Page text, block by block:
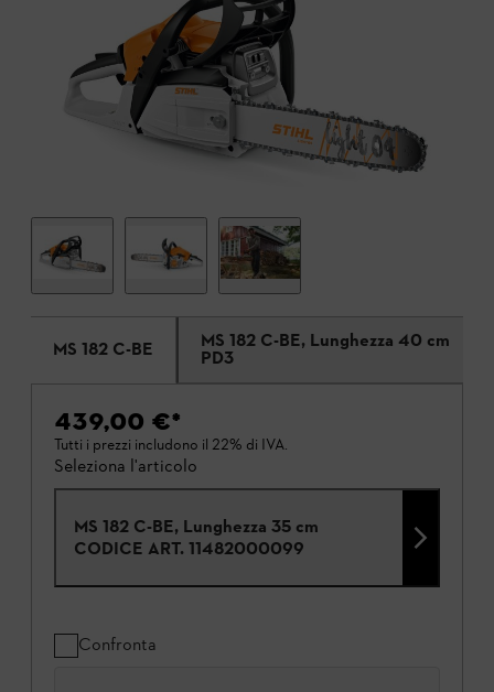
MS 182 C-BE MS 182 C-BE, Lunghezza 40 cm
PD3
439,00 €*
Tutti i prezzi includono il 22% di IVA.
Seleziona l'articolo
MS 182 C-BE, Lunghezza 35 cm
CODICE ART. 11482000099
Confronta